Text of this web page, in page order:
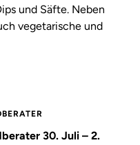
und Säfte. Neben
vegetarische und
30. Juli – 2.